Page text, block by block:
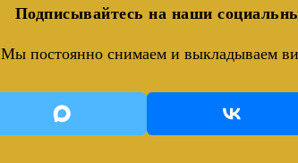
Подписывайтесь на наши
Мы постоянно снимаем и выкладываем